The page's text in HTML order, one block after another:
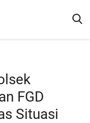
FGD
Situasi